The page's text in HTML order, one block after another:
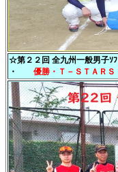
☆第２２回 全九州一般男子
・ 優勝・Ｔ－ＳＴＡＲＳ